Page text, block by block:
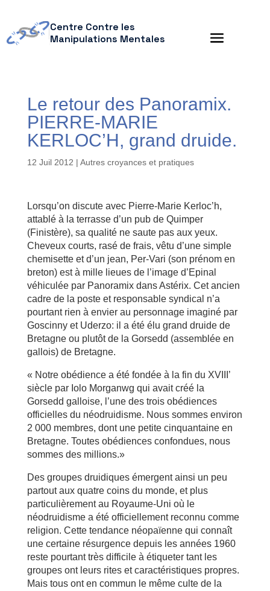
Centre Contre les
Manipulations Mentales
Le retour des Panoramix.
PIERRE-MARIE
KERLOC’H, grand druide.
12 Juil 2012 | Autres croyances et pratiques
Lorsqu’on discute avec Pierre-Marie Kerloc’h,
attablé à la terrasse d’un pub de Quimper
(Finistère), sa qualité ne saute pas aux yeux.
Cheveux courts, rasé de frais, vêtu d’une simple
chemisette et d’un jean, Per-Vari (son prénom en
breton) est à mille lieues de l’image d’Epinal
véhiculée par Panoramix dans Astérix. Cet ancien
cadre de la poste et responsable syndical n’a
pourtant rien à envier au personnage imaginé par
Goscinny et Uderzo: il a été élu grand druide de
Bretagne ou plutôt de la Gorsedd (assemblée en
gallois) de Bretagne.
« Notre obédience a été fondée à la fin du XVIII’
siècle par Iolo Morganwg qui avait créé la
Gorsedd galloise, l’une des trois obédiences
officielles du néodruidisme. Nous sommes environ
2 000 membres, dont une petite cinquantaine en
Bretagne. Toutes obédiences confondues, nous
sommes des millions.»
Des groupes druidiques émergent ainsi un peu
partout aux quatre coins du monde, et plus
particulièrement au Royaume-Uni où le
néodruidisme a été officiellement reconnu comme
religion. Cette tendance néopaïenne qui connaît
une certaine résurgence depuis les années 1960
reste pourtant très difficile à étiqueter tant les
groupes ont leurs rites et caractéristiques propres.
Mais tous ont en commun le même culte de la